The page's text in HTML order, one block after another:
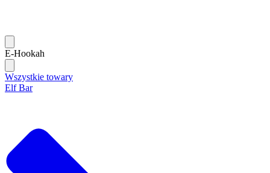
E-Hookah
Wszystkie towary
Elf Bar